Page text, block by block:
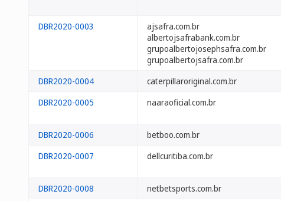
DBR2020-0003
ajsafra.com.br
albertojsafrabank.com.br
grupoalbertojosephsafra.com.br
grupoalbertojsafra.com.br
DBR2020-0004 caterpillaroriginal.com.br
DBR2020-0005
naaraoficial.com.br
DBR2020-0006 betboo.com.br
DBR2020-0007
dellcuritiba.com.br
DBR2020-0008 netbetsports.com.br